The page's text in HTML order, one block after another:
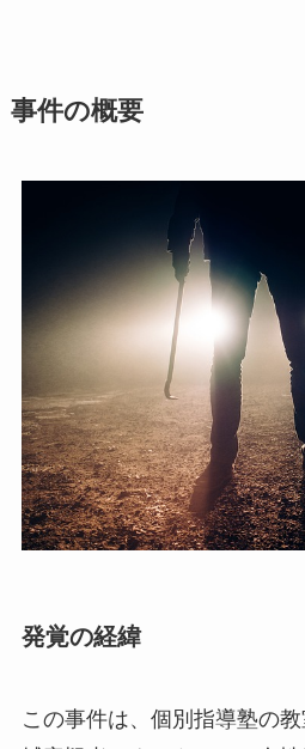
事件の概要
発覚の経緯
この事件は、個別指導塾の